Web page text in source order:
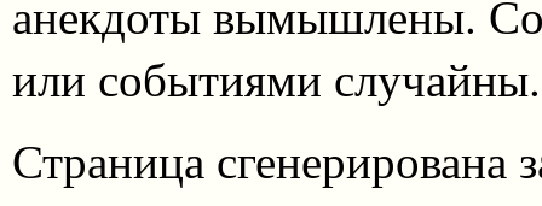
анекдоты вымышлены.
или событиями случайны.
Страница сгенерирована